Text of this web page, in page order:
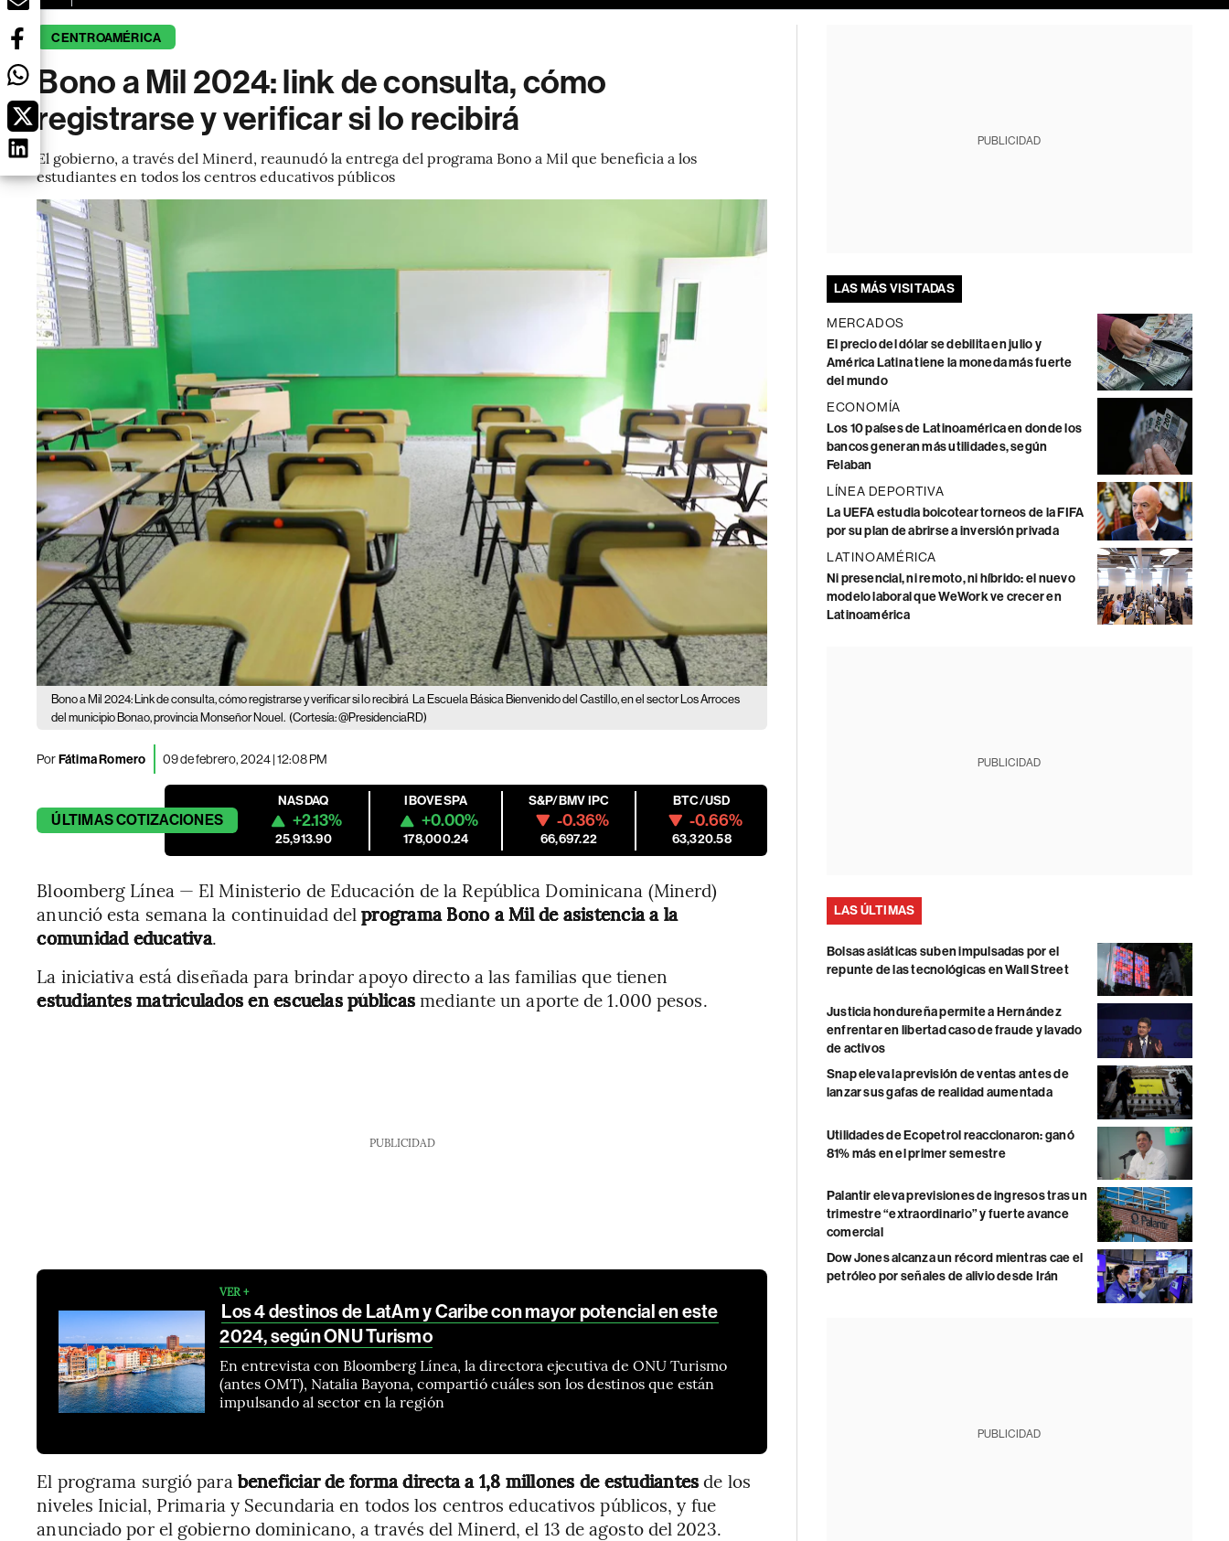
CENTROAMÉRICA
Bono a Mil 2024: link de consulta, cómo
registrarse y verificar si lo recibirá
El gobierno, a través del Minerd, reaunudó la entrega del programa Bono a Mil que beneficia a los
estudiantes en todos los centros educativos públicos
Bono a Mil 2024: Link de consulta, cómo registrarse y verificar si lo recibirá La Escuela Básica Bienvenido del Castillo, en el sector Los Arroces
del municipio Bonao, provincia Monseñor Nouel. (Cortesía: @PresidenciaRD)
PorFátima Romero 09 de febrero, 2024 | 12:08 PM
ÚLTIMASCOTIZACIONES
NASDAQ
+2.13%
25,913.90
IBOVESPA
+0.00%
178,000.24
S&P/BMV IPC
-0.36%
66,697.22
BTC/USD
-0.66%
63,320.58
Bloomberg Línea — El Ministerio de Educación de la República Dominicana (Minerd)
anunció esta semana la continuidad delprograma Bono a Mil de asistencia a la
comunidad educativa.
La iniciativa está diseñada para brindar apoyo directo a las familias que tienen
estudiantes matriculados en escuelas públicasmediante un aporte de 1.000 pesos.
PUBLICIDAD
VER +
Los 4 destinos de LatAm y Caribe con mayor potencial en este
2024, según ONU Turismo
En entrevista con Bloomberg Línea, la directora ejecutiva de ONU Turismo
(antes OMT), Natalia Bayona, compartió cuáles son los destinos que están
impulsando al sector en la región
El programa surgió para beneficiarde forma directa a 1,8 millones de estudiantesde los
niveles Inicial, Primaria y Secundaria en todos los centros educativos públicos, y fue
anunciado por el gobierno dominicano, a través del Minerd, el 13 de agosto del 2023.
PUBLICIDAD
LAS MÁS VISITADAS
MERCADOS
El precio del dólar se debilita en julio y
América Latina tiene la moneda más fuerte
del mundo
ECONOMÍA
Los 10 países de Latinoamérica en donde los
bancos generan más utilidades, según
Felaban
LÍNEA DEPORTIVA
La UEFA estudia boicotear torneos de la FIFA
por su plan de abrirse a inversión privada
LATINOAMÉRICA
Ni presencial, ni remoto, ni híbrido: el nuevo
modelo laboral que WeWork ve crecer en
Latinoamérica
PUBLICIDAD
LAS ÚLTIMAS
Bolsas asiáticas suben impulsadas por el
repunte de las tecnológicas en Wall Street
Justicia hondureña permite a Hernández
enfrentar en libertad caso de fraude y lavado
de activos
Snap eleva la previsión de ventas antes de
lanzar sus gafas de realidad aumentada
Utilidades de Ecopetrol reaccionaron: ganó
81% más en el primer semestre
Palantir eleva previsiones de ingresos tras un
trimestre “extraordinario” y fuerte avance
comercial
Dow Jones alcanza un récord mientras cae el
petróleo por señales de alivio desde Irán
PUBLICIDAD